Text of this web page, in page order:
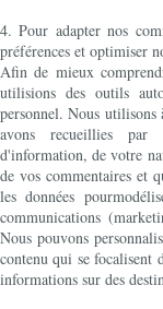
4. Pour adapter nos
préférences et optimiser
Afin de mieux
utilisions des outils
personnel. Nous utilisons
avons recueillies
d'information, de votre
de vos commentaires et
les données
communications
Nous pouvons
contenu qui se focalisent
informations sur des